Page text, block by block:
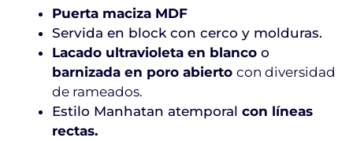
Puerta maciza MDF
Servida en block con cerco y molduras.
Lacado ultravioleta en blanco o
barnizada en poro abierto con diversidad
de rameados.
Estilo Manhatan atemporal con líneas
rectas.